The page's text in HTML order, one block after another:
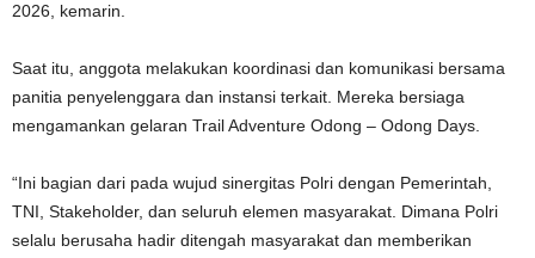
2026, kemarin.
Saat itu, anggota melakukan koordinasi dan komunikasi bersama
panitia penyelenggara dan instansi terkait. Mereka bersiaga
mengamankan gelaran Trail Adventure Odong – Odong Days.
“Ini bagian dari pada wujud sinergitas Polri dengan Pemerintah,
TNI, Stakeholder, dan seluruh elemen masyarakat. Dimana Polri
selalu berusaha hadir ditengah masyarakat dan memberikan